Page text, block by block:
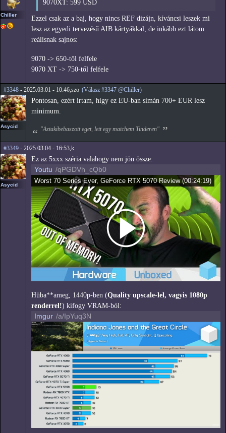
Chiller
9070XT: 599 USD
Ezzel csak az a baj, hogy nincs REF dizájn, kíváncsi leszek mi
lesz az egyedi tervezésű AIB kártyákkal, de inkább ezt látom
reálisnak sajnos:
9070 -> 650-től felfele
9070 XT -> 750-től felfele
#3348 - 2025.03.01 - 10:46,szo (Válasz #3347 @Chiller)
Asycid
Pontosan, ezért irtam, higy ez EU-ban simán 700+ EUR lesz
minimum.
"Aztakibebaszott eget, lett egy matchem Tinderen"
#3349 - 2025.03.04 - 16:53,k
Asycid
Ez az 5xxx széria valahogy nem jön össze:
Youtu /qPGDVh_cQb0
Worst 70 Series Ever, GeForce RTX 5070 Review(00:24:19)
Hüba**ameg, 1440p-ben (Quality upscale-lel, vagyis 1080p
renderrel!) kifogy VRAM-ból:
Imgur /a/IpYuq3N